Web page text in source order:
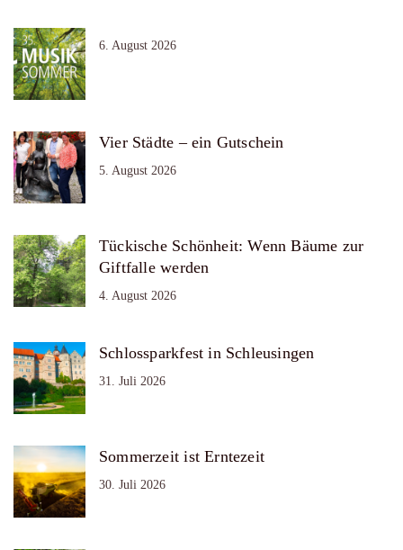
6. August 2026
Vier Städte – ein Gutschein
5. August 2026
Tückische Schönheit: Wenn Bäume zur
Giftfalle werden
4. August 2026
Schlossparkfest in Schleusingen
31. Juli 2026
Sommerzeit ist Erntezeit
30. Juli 2026